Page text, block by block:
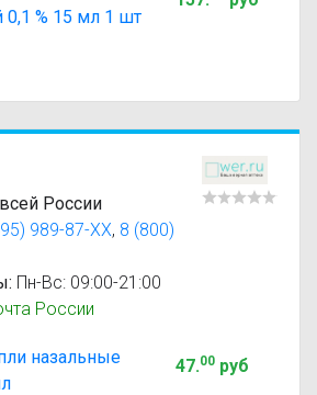
0,1 % 15 мл 1 шт
России
989-87-XX, 8 (800)
Пн-Вс: 09:00-21:00
России
назальные
47.00руб